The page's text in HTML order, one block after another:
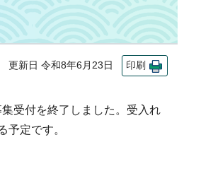
更新日 令和8年6月23日 印刷
受付を終了しました。受入れ
予定です。